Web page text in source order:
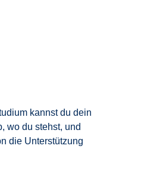
kannst du dein
wo du stehst, und
die Unterstützung